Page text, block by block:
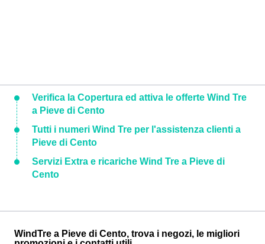
Verifica la Copertura ed attiva le offerte Wind Tre
a Pieve di Cento
Tutti i numeri Wind Tre per l'assistenza clienti a
Pieve di Cento
Servizi Extra e ricariche Wind Tre a Pieve di
Cento
WindTre a Pieve di Cento, trova i negozi, le migliori